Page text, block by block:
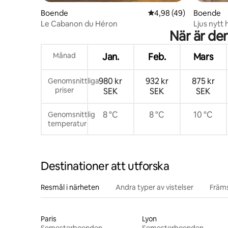
Boende 4,98 av 5 i
4,98 (49)
Le Cabanon du Héron
Boende
Ljus nytt
När är
Månad Jan. Feb. Mars
Genomsnittliga
priser
980 kr
SEK
932 kr
SEK
875 kr
SEK
Genomsnittlig
temperatur
8 °C 8 °C 10 °C
Destinationer att utforska
Resmål i närheten Andra typer av vistelser
Paris
Lyon